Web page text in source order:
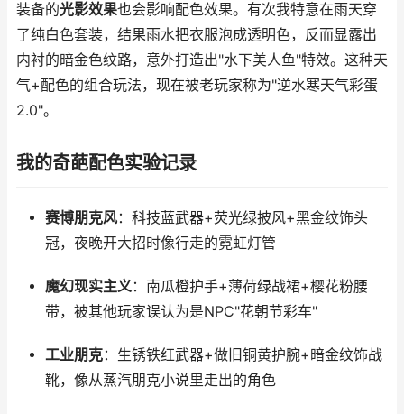
装备的光影效果也会影响配色效果。有次我特意在雨天穿
了纯白色套装，结果雨水把衣服泡成透明色，反而显露出
内衬的暗金色纹路，意外打造出"水下美人鱼"特效。这种天
气+配色的组合玩法，现在被老玩家称为"逆水寒天气彩蛋
2.0"。
我的奇葩配色实验记录
赛博朋克风：科技蓝武器+荧光绿披风+黑金纹饰头
冠，夜晚开大招时像行走的霓虹灯管
魔幻现实主义：南瓜橙护手+薄荷绿战裙+樱花粉腰
带，被其他玩家误认为是NPC"花朝节彩车"
工业朋克：生锈铁红武器+做旧铜黄护腕+暗金纹饰战
靴，像从蒸汽朋克小说里走出的角色